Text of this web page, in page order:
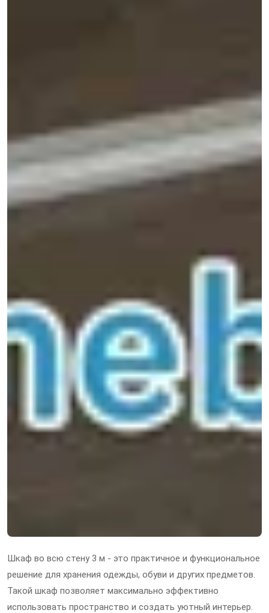
Шкаф во всю стену 3 м - это практичное и функциональное
решение для хранения одежды, обуви и других предметов.
Такой шкаф позволяет максимально эффективно
использовать пространство и создать уютный интерьер.